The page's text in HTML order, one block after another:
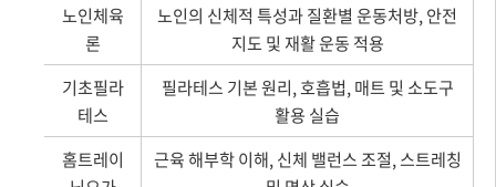
노인체육
론
노인의 신체적 특성과 질환별 운동처방, 안전
지도 및 재활 운동 적용
기초필라
테스
필라테스 기본 원리, 호흡법, 매트 및 소도구
활용 실습
홈트레이
근육 해부학 이해, 신체 밸런스 조절, 스트레칭